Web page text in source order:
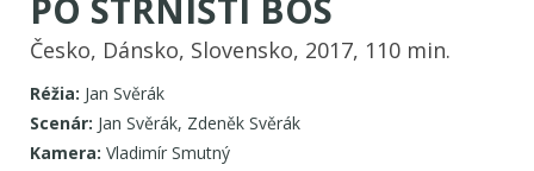
PO STRNIŠTI BOS
Česko, Dánsko, Slovensko, 2017, 110 min.
Réžia: Jan Svěrák
Scenár: Jan Svěrák, Zdeněk Svěrák
Kamera: Vladimír Smutný